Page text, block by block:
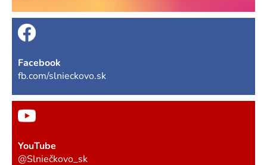
Facebook
fb.com/slnieckovo.sk
YouTube
@Slniečkovo_sk